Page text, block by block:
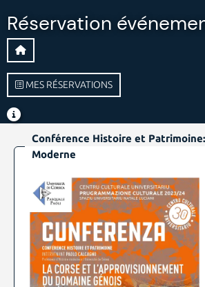
Réservation
MES RÉSERVATIONS
Conférence Histoire et
Moderne